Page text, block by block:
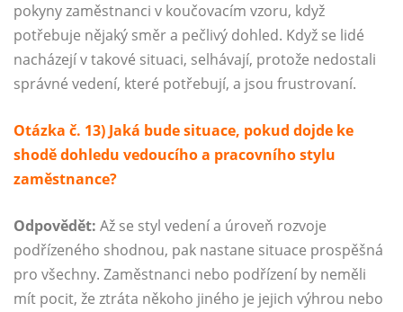
pokyny zaměstnanci v koučovacím vzoru, když
potřebuje nějaký směr a pečlivý dohled. Když se lidé
nacházejí v takové situaci, selhávají, protože nedostali
správné vedení, které potřebují, a jsou frustrovaní.
Otázka č. 13) Jaká bude situace, pokud dojde ke
shodě dohledu vedoucího a pracovního stylu
zaměstnance?
Odpovědět: Až se styl vedení a úroveň rozvoje
podřízeného shodnou, pak nastane situace prospěšná
pro všechny. Zaměstnanci nebo podřízení by neměli
mít pocit, že ztráta někoho jiného je jejich výhrou nebo